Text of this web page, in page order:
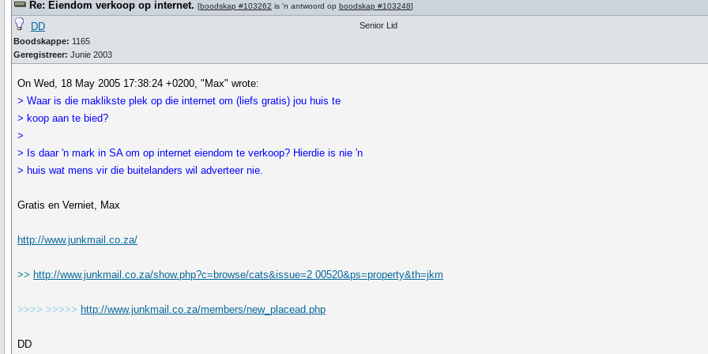
Re: Eiendom verkoop op internet. [boodskap #103262 is 'n antwoord op boodskap #103248]
DD
Boodskappe: 1165
Geregistreer: Junie 2003
Senior Lid
On Wed, 18 May 2005 17:38:24 +0200, "Max" wrote:
> Waar is die maklikste plek op die internet om (liefs gratis) jou huis te
> koop aan te bied?
>
> Is daar 'n mark in SA om op internet eiendom te verkoop? Hierdie is nie 'n
> huis wat mens vir die buitelanders wil adverteer nie.
Gratis en Verniet, Max
http://www.junkmail.co.za/
>> http://www.junkmail.co.za/show.php?c=browse/cats&issue=2 00520&ps=property&th=jkm
>>>> >>>>> http://www.junkmail.co.za/members/new_placead.php
DD